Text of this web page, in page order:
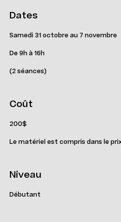
Dates
Samedi 31 octobre au 7 novembre
De 9h à 16h
(2 séances)
Coût
200$
Le matériel est compris dans le
Niveau
Débutant